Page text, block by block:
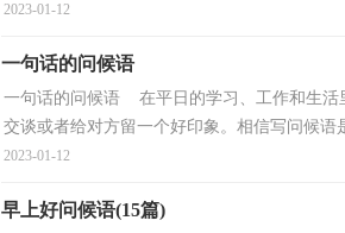
2023-01-12
一句话的问候语
一句话的问候语 在平日的学习、工作和生活
交谈或者给对方留一个好印象。相信写问候语
2023-01-12
早上好问候语(15篇)